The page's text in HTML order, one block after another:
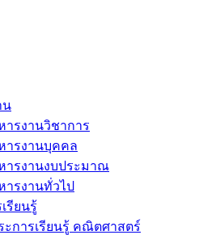
น
ารงานวิชาการ
ารงานบุคคล
ารงานงบประมาณ
ารงานทั่วไป
รียนรู้
ะการเรียนรู้ คณิตศาสตร์